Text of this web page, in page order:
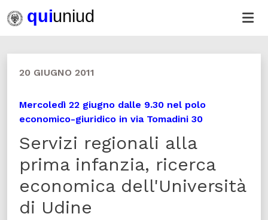
20 GIUGNO 2011
Mercoledì 22 giugno dalle 9.30 nel polo
economico-giuridico in via Tomadini 30
Servizi regionali alla
prima infanzia, ricerca
economica dell'Università
di Udine